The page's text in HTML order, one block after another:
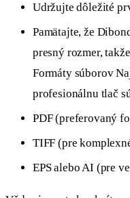
Udržujte dôležité
Pamätajte, že
presný rozmer,
Formáty súborov
profesionálnu tlač
PDF (preferovaný
TIFF (pre
EPS alebo AI (pre